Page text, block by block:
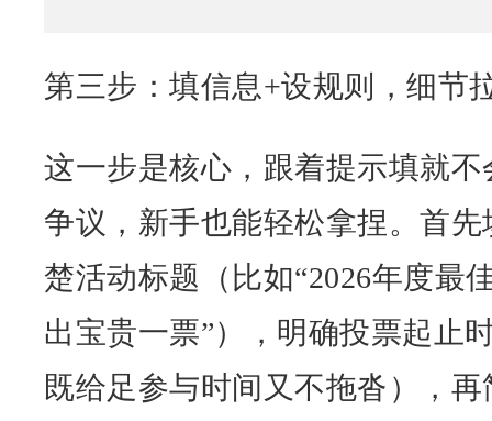
第三步：填信息+设规则，细节
这一步是核心，跟着提示填就
争议，新手也能轻松拿捏。首
楚活动标题（比如“2026年度最
出宝贵一票”），明确投票起止
既给足参与时间又不拖沓），